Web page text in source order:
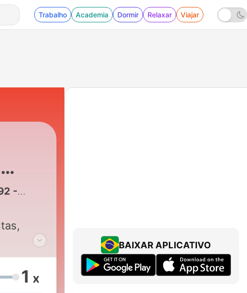
Trabalho Academia Dormir Relaxar Viajar
Lucas Guimarães: ‘Vamos ter nosso bebê’
1 x
BAIXAR APLICATIVO